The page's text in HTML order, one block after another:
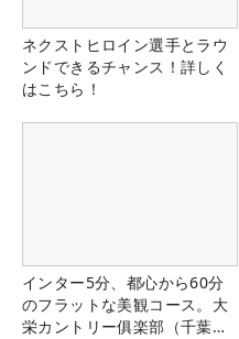
ネクストヒロイン選手とラウ
ンドできるチャンス！詳しく
はこちら！
インター5分、都心から60分
のフラットな美観コース。大
栄カントリー俱楽部（千葉